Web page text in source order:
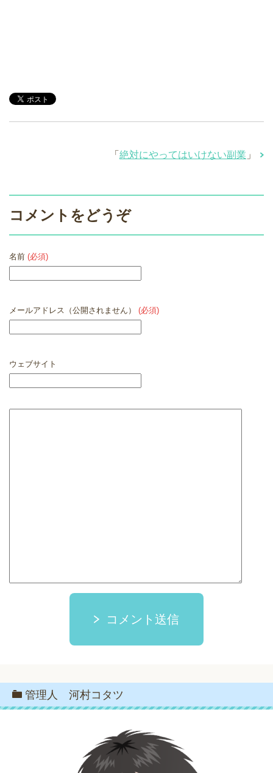
「 絶対にやってはいけない副業 」
コメントをどうぞ
名前 (必須)
メールアドレス（公開されません） (必須)
ウェブサイト
コメント送信
管理人 河村コタツ